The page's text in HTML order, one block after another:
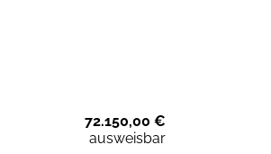
72.150,00 €
ausweisbar